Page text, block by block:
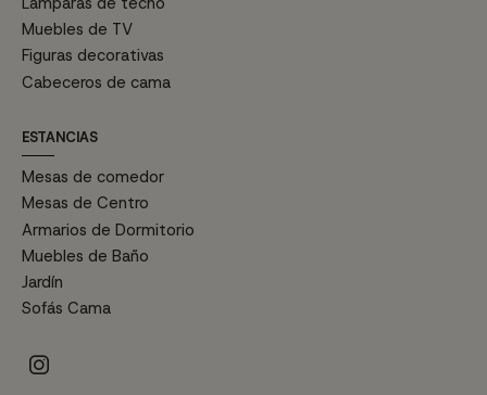
Muebles de TV
Figuras decorativas
Cabeceros de cama
ESTANCIAS
Mesas de comedor
Mesas de Centro
Armarios de Dormitorio
Muebles de Baño
Jardín
Sofás Cama